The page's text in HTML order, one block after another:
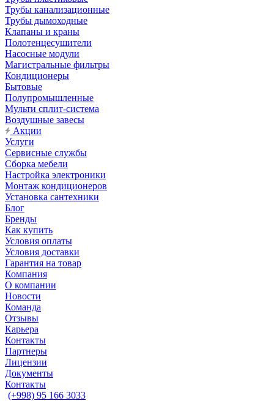
Трубы канализационные
Трубы дымоходные
Клапаны и краны
Полотенцесушители
Насосные модули
Магистральные фильтры
Кондиционеры
Бытовые
Полупромышленные
Мульти сплит-система
Воздушные завесы
Акции
Услуги
Сервисные службы
Сборка мебели
Настройка электроники
Монтаж кондиционеров
Установка сантехники
Блог
Бренды
Как купить
Условия оплаты
Условия доставки
Гарантия на товар
Компания
О компании
Новости
Команда
Отзывы
Карьера
Контакты
Партнеры
Лицензии
Документы
Контакты
(+998) 95 166 3033